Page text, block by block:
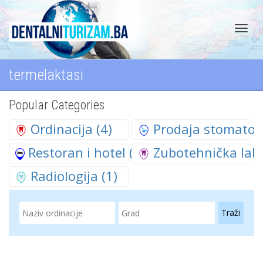
termelaktasi
Popular Categories
Ordinacija (4)
Prodaja
Restoran i hotel (2) Zubotehnička
Radiologija (1)
Traži